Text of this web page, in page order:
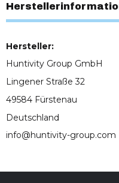
Hersteller:
Huntivity Group GmbH
Lingener Straße 32
49584 Fürstenau
Deutschland
info@huntivity-group.com